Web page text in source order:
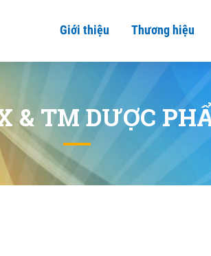
Giới thiệu Thương hiệu
& TM DƯỢC